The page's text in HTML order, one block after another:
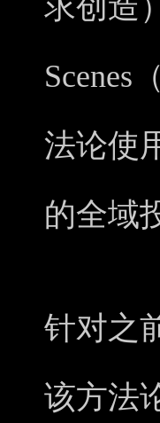
求创造
Scenes
法论使
的全域
针对之
该方法